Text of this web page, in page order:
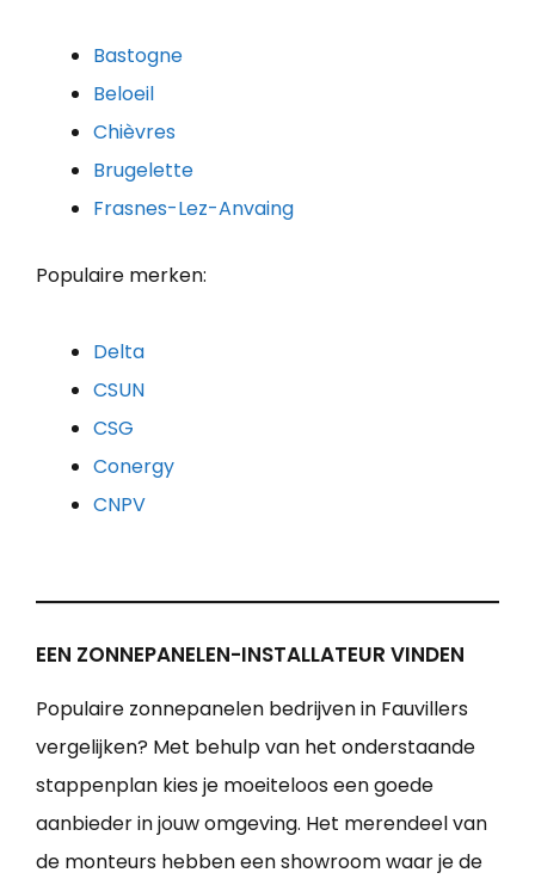
Bastogne
Beloeil
Chièvres
Brugelette
Frasnes-Lez-Anvaing
Populaire merken:
Delta
CSUN
CSG
Conergy
CNPV
EEN ZONNEPANELEN-INSTALLATEUR VINDEN
Populaire zonnepanelen bedrijven in Fauvillers
vergelijken? Met behulp van het onderstaande
stappenplan kies je moeiteloos een goede
aanbieder in jouw omgeving. Het merendeel van
de monteurs hebben een showroom waar je de